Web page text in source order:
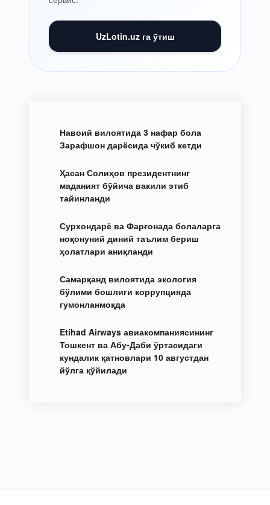
UzLotin.uz га ўтиш
Навоий вилоятида 3 нафар бола
Зарафшон дарёсида чўкиб кетди
Ҳасан Солиҳов президентнинг
маданият бўйича вакили этиб
тайинланди
Сурхондарё ва Фарғонада болаларга
ноқонуний диний таълим бериш
ҳолатлари аниқланди
Самарқанд вилоятида экология
бўлими бошлиғи коррупцияда
гумонланмоқда
Etihad Airways авиакомпаниясининг
Тошкент ва Абу-Даби ўртасидаги
кундалик қатновлари 10 августдан
йўлга қўйилади